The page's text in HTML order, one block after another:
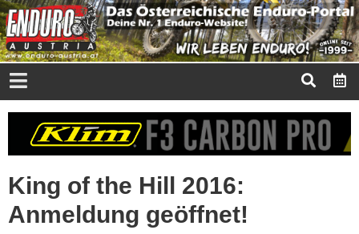
King of the Hill 2016:
Anmeldung geöffnet!